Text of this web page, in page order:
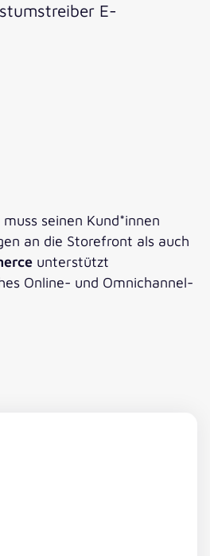
E-
seinen Kund*innen
an die Storefront als auch
unterstützt
Online- und Omnichannel-